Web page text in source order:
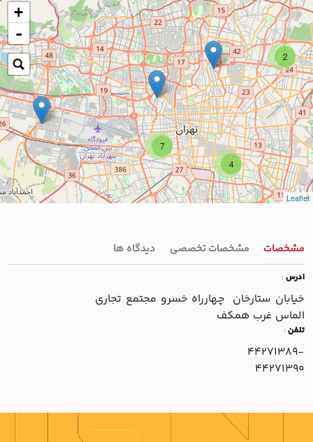
7
2
4
+
-
Leaflet
مشخصات مشخصات تخصصی دیدگاه ها
ادرس:
خيابان ستارخان چهارراه خسرو مجتمع تجاري
الماس غرب همکف
تلفن:
44271389-
44271390